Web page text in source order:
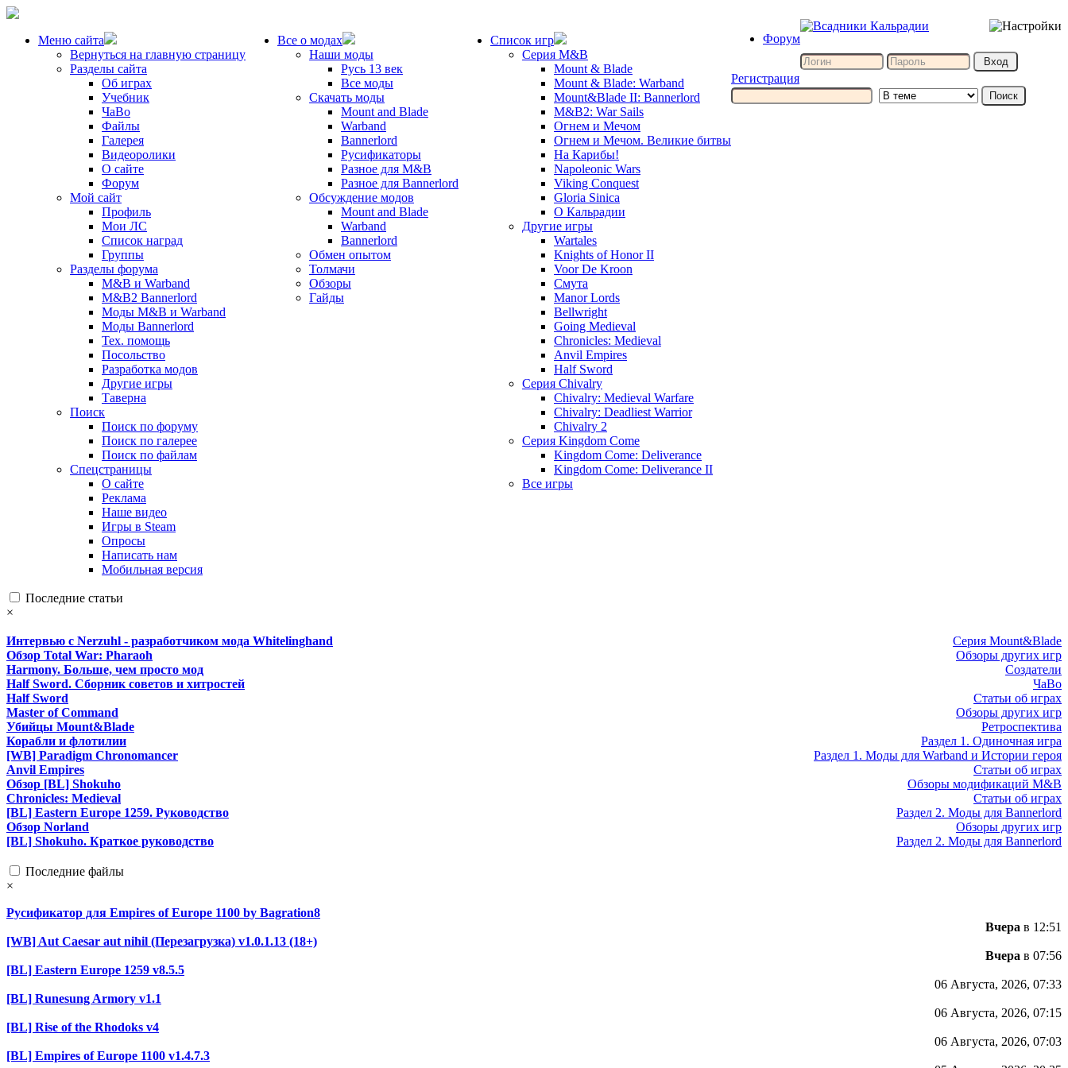
Меню сайта
Вернуться на главную страницу
Разделы сайта
Об играх
Учебник
ЧаВо
Файлы
Галерея
Видеоролики
О сайте
Форум
Мой сайт
Профиль
Мои ЛС
Список наград
Группы
Разделы форума
M&B и Warband
M&B2 Bannerlord
Моды M&B и Warband
Моды Bannerlord
Тех. помощь
Посольство
Разработка модов
Другие игры
Таверна
Поиск
Поиск по форуму
Поиск по галерее
Поиск по файлам
Спецстраницы
О сайте
Реклама
Наше видео
Игры в Steam
Опросы
Написать нам
Мобильная версия
Все о модах
Наши моды
Русь 13 век
Все моды
Скачать моды
Mount and Blade
Warband
Bannerlord
Русификаторы
Разное для M&B
Разное для Bannerlord
Обсуждение модов
Mount and Blade
Warband
Bannerlord
Обмен опытом
Толмачи
Обзоры
Гайды
Список игр
Серия M&B
Mount & Blade
Mount & Blade: Warband
Mount&Blade II: Bannerlord
M&B2: War Sails
Огнем и Мечом
Огнем и Мечом. Великие битвы
На Карибы!
Napoleonic Wars
Viking Conquest
Gloria Sinica
О Кальрадии
Другие игры
Wartales
Knights of Honor II
Voor De Kroon
Смута
Manor Lords
Bellwright
Going Medieval
Chronicles: Medieval
Anvil Empires
Half Sword
Серия Chivalry
Chivalry: Medieval Warfare
Chivalry: Deadliest Warrior
Chivalry 2
Серия Kingdom Come
Kingdom Come: Deliverance
Kingdom Come: Deliverance II
Все игры
Форум
Регистрация
Последние статьи
×
Серия Mount&Blade
Интервью с Nerzuhl - разработчиком мода Whitelinghand
Обзоры других игр
Обзор Total War: Pharaoh
Создатели
Harmony. Больше, чем просто мод
ЧаВо
Half Sword. Сборник советов и хитростей
Статьи об играх
Half Sword
Обзоры других игр
Master of Command
Ретроспектива
Убийцы Mount&Blade
Раздел 1. Одиночная игра
Корабли и флотилии
Раздел 1. Моды для Warband и Истории героя
[WB] Paradigm Chronomancer
Статьи об играх
Anvil Empires
Обзоры модификаций M&B
Обзор [BL] Shokuho
Статьи об играх
Chronicles: Medieval
Раздел 2. Моды для Bannerlord
[BL] Eastern Europe 1259. Руководство
Обзоры других игр
Обзор Norland
Раздел 2. Моды для Bannerlord
[BL] Shokuho. Краткое руководство
Последние файлы
×
Русификатор для Empires of Europe 1100 by Bagration8
Вчера в 12:51
[WB] Aut Caesar aut nihil (Перезагрузка) v1.0.1.13 (18+)
Вчера в 07:56
[BL] Eastern Europe 1259 v8.5.5
06 Августа, 2026, 07:33
[BL] Runesung Armory v1.1
06 Августа, 2026, 07:15
[BL] Rise of the Rhodoks v4
06 Августа, 2026, 07:03
[BL] Empires of Europe 1100 v1.4.7.3